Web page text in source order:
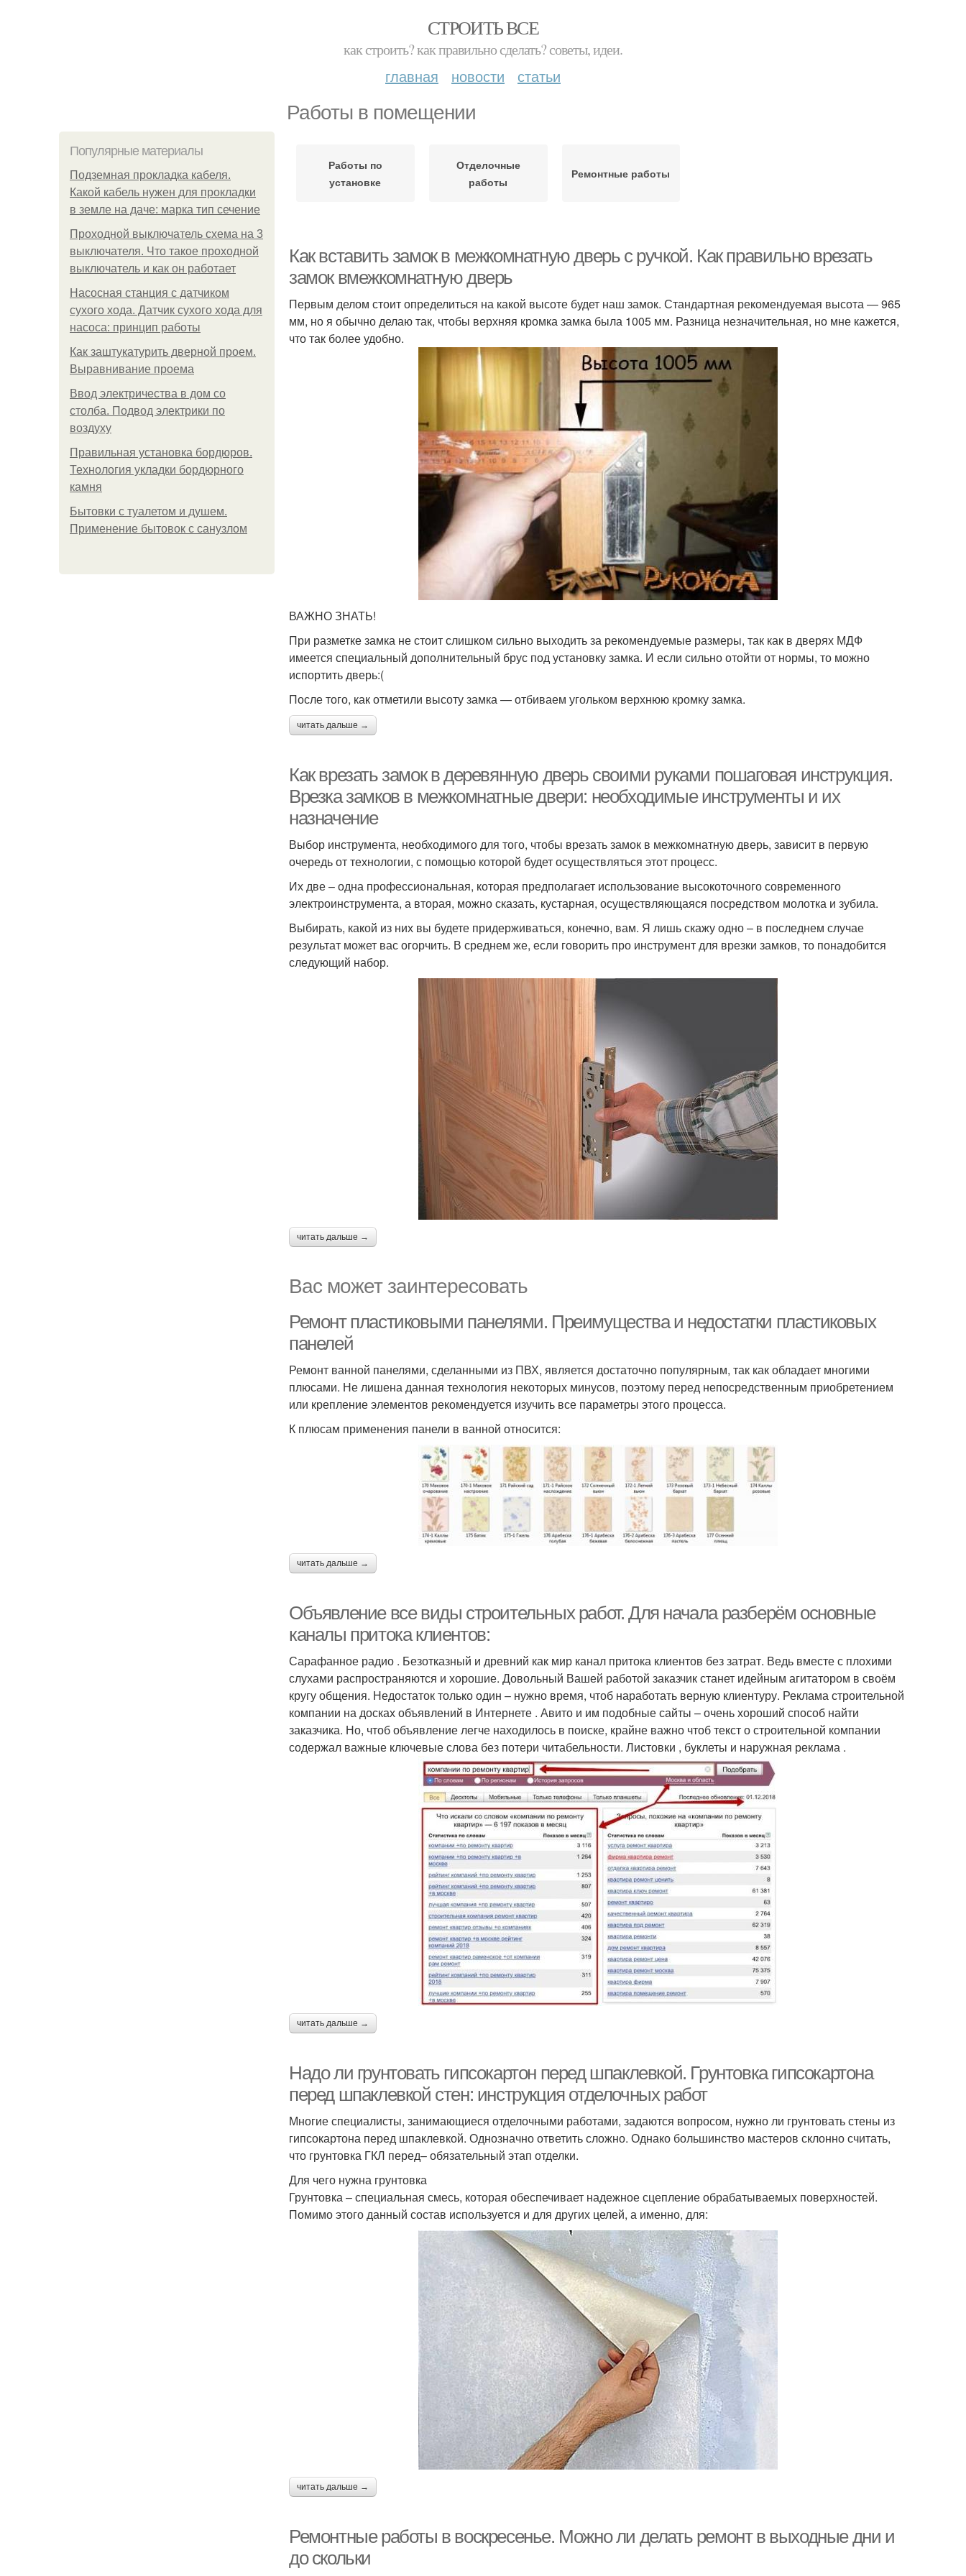
СТРОИТЬ ВСЕ
как строить? как правильно сделать? советы, идеи.
главная новости статьи
Работы в помещении
Популярные материалы
Подземная прокладка кабеля.
Какой кабель нужен для прокладки
в земле на даче: марка тип сечение
Проходной выключатель схема на 3
выключателя. Что такое проходной
выключатель и как он работает
Насосная станция с датчиком
сухого хода. Датчик сухого хода для
насоса: принцип работы
Как заштукатурить дверной проем.
Выравнивание проема
Ввод электричества в дом со
столба. Подвод электрики по
воздуху
Правильная установка бордюров.
Технология укладки бордюрного
камня
Бытовки с туалетом и душем.
Применение бытовок с санузлом
Работы по
установке
Отделочные
работы
Ремонтные работы
Как вставить замок в межкомнатную дверь с ручкой. Как правильно врезать
замок вмежкомнатную дверь
Первым делом стоит определиться на какой высоте будет наш замок. Стандартная рекомендуемая высота — 965
мм, но я обычно делаю так, чтобы верхняя кромка замка была 1005 мм. Разница незначительная, но мне кажется,
что так более удобно.
ВАЖНО ЗНАТЬ!
При разметке замка не стоит слишком сильно выходить за рекомендуемые размеры, так как в дверях МДФ
имеется специальный дополнительный брус под установку замка. И если сильно отойти от нормы, то можно
испортить дверь:(
После того, как отметили высоту замка — отбиваем угольком верхнюю кромку замка.
читать дальше →
Как врезать замок в деревянную дверь своими руками пошаговая инструкция.
Врезка замков в межкомнатные двери: необходимые инструменты и их
назначение
Выбор инструмента, необходимого для того, чтобы врезать замок в межкомнатную дверь, зависит в первую
очередь от технологии, с помощью которой будет осуществляться этот процесс.
Их две – одна профессиональная, которая предполагает использование высокоточного современного
электроинструмента, а вторая, можно сказать, кустарная, осуществляющаяся посредством молотка и зубила.
Выбирать, какой из них вы будете придерживаться, конечно, вам. Я лишь скажу одно – в последнем случае
результат может вас огорчить. В среднем же, если говорить про инструмент для врезки замков, то понадобится
следующий набор.
читать дальше →
Вас может заинтересовать
Ремонт пластиковыми панелями. Преимущества и недостатки пластиковых
панелей
Ремонт ванной панелями, сделанными из ПВХ, является достаточно популярным, так как обладает многими
плюсами. Не лишена данная технология некоторых минусов, поэтому перед непосредственным приобретением
или крепление элементов рекомендуется изучить все параметры этого процесса.
К плюсам применения панели в ванной относится:
читать дальше →
Объявление все виды строительных работ. Для начала разберём основные
каналы притока клиентов:
Сарафанное радио . Безотказный и древний как мир канал притока клиентов без затрат. Ведь вместе с плохими
слухами распространяются и хорошие. Довольный Вашей работой заказчик станет идейным агитатором в своём
кругу общения. Недостаток только один – нужно время, чтоб наработать верную клиентуру. Реклама строительной
компании на досках объявлений в Интернете . Авито и им подобные сайты – очень хороший способ найти
заказчика. Но, чтоб объявление легче находилось в поиске, крайне важно чтоб текст о строительной компании
содержал важные ключевые слова без потери читабельности. Листовки , буклеты и наружная реклама .
читать дальше →
Надо ли грунтовать гипсокартон перед шпаклевкой. Грунтовка гипсокартона
перед шпаклевкой стен: инструкция отделочных работ
Многие специалисты, занимающиеся отделочными работами, задаются вопросом, нужно ли грунтовать стены из
гипсокартона перед шпаклевкой. Однозначно ответить сложно. Однако большинство мастеров склонно считать,
что грунтовка ГКЛ перед– обязательный этап отделки.
Для чего нужна грунтовка
Грунтовка – специальная смесь, которая обеспечивает надежное сцепление обрабатываемых поверхностей.
Помимо этого данный состав используется и для других целей, а именно, для:
читать дальше →
Ремонтные работы в воскресенье. Можно ли делать ремонт в выходные дни и
до скольки